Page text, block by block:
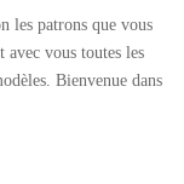
les patrons que vous
avec vous toutes les
Bienvenue dans